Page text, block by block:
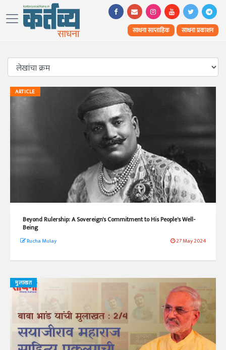
साधना साप्ताहिक साधना प्रकाशन
ARTICLE
Beyond Rulership: A Sovereign's Commitment to His People's Well-
Being
Rucha Mulay 27 May 2024
मुलाखत